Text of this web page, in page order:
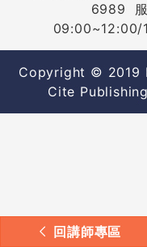
回講師專區
6989 服
09:00~12:00/
Copyright © 2019
Cite